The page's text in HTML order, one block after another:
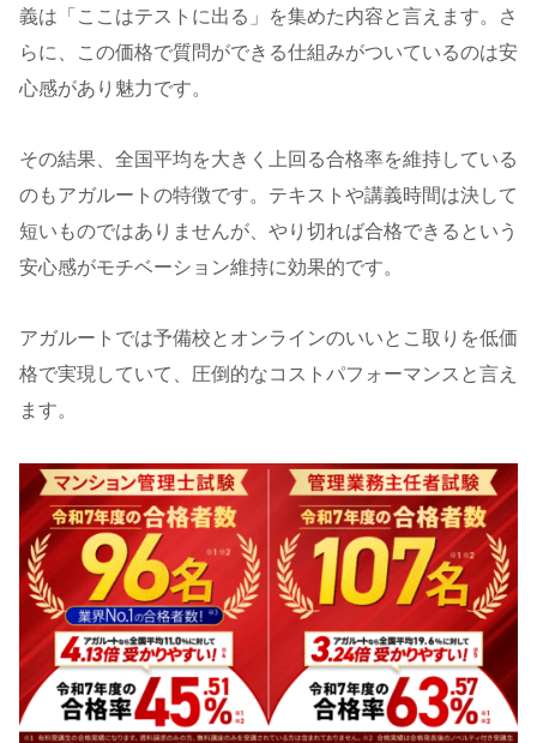
義は「ここはテストに出る」を集めた内容と言えます。さ
らに、この価格で質問ができる仕組みがついているのは安
心感があり魅力です。
その結果、全国平均を大きく上回る合格率を維持している
のもアガルートの特徴です。テキストや講義時間は決して
短いものではありませんが、やり切れば合格できるという
安心感がモチベーション維持に効果的です。
アガルートでは予備校とオンラインのいいとこ取りを低価
格で実現していて、圧倒的なコストパフォーマンスと言え
ます。